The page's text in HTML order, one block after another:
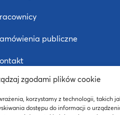
zgodami plików cookie
korzystamy z technologii, takich
dostępu do informacji o
publiczne
dostępności